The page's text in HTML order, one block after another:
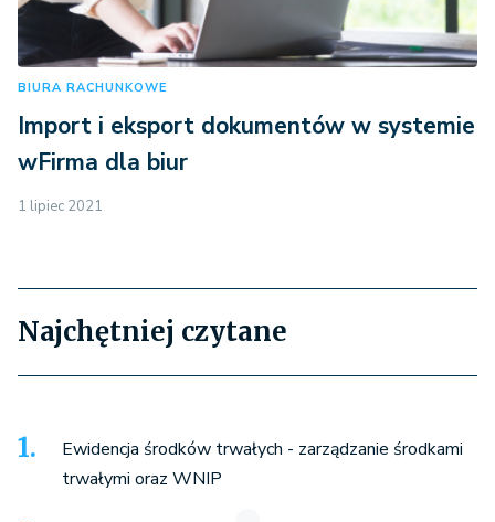
BIURA RACHUNKOWE
Import i eksport dokumentów w systemie
wFirma dla biur
1 lipiec 2021
Najchętniej czytane
Ewidencja środków trwałych - zarządzanie środkami
trwałymi oraz WNIP